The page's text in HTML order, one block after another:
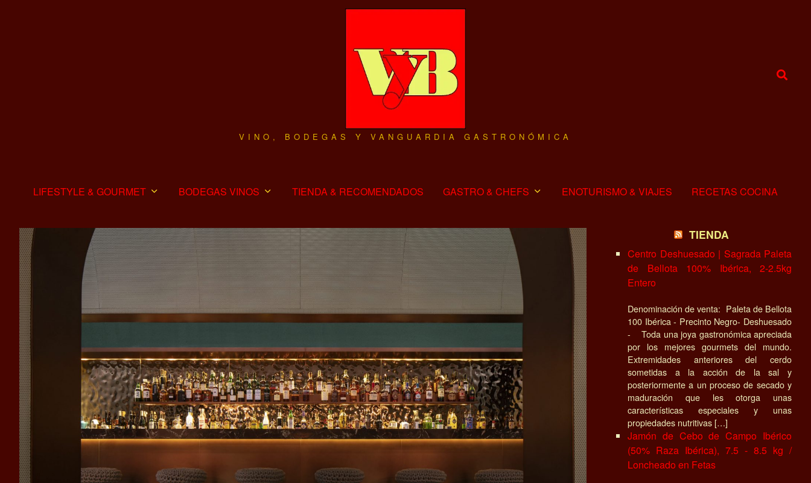
VINO, BODEGAS Y VANGUARDIA GASTRONÓMICA
LIFESTYLE & GOURMET BODEGAS VINOS TIENDA & RECOMENDADOS GASTRO & CHEFS ENOTURISMO & VIAJES RECETAS COCINA
TIENDA
Centro Deshuesado | Sagrada Paleta
de Bellota 100% Ibérica, 2-2.5kg
Entero
Denominación de venta: Paleta de Bellota
100 Ibérica - Precinto Negro- Deshuesado
- Toda una joya gastronómica apreciada
por los mejores gourmets del mundo.
Extremidades anteriores del cerdo
sometidas a la acción de la sal y
posteriormente a un proceso de secado y
maduración que les otorga unas
características especiales y unas
propiedades nutritivas […]
Jamón de Cebo de Campo Ibérico
(50% Raza Ibérica), 7.5 - 8.5 kg /
Loncheado en Fetas